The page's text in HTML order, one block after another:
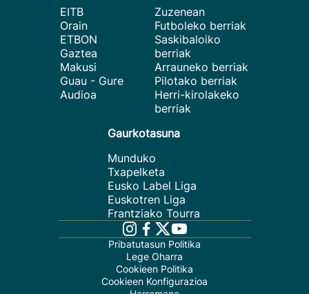
EITB
Orain
ETBON
Gaztea
Makusi
Guau - Gure
Audioa
Zuzenean
Futboleko berriak
Saskibaloiko
berriak
Arrauneko berriak
Pilotako berriak
Herri-kirolakeko
berriak
Gaurkotasuna
Munduko
Txapelketa
Eusko Label Liga
Euskotren Liga
Frantziako Tourra
Pribatutasun Politika
Lege Oharra
Cookieen Politika
Cookieen Konfigurazioa